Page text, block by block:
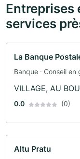
Entreprises
services
La Banque
Banque · Conseil
VILLAGE, AU
0.0 (0)
Altu Pratu